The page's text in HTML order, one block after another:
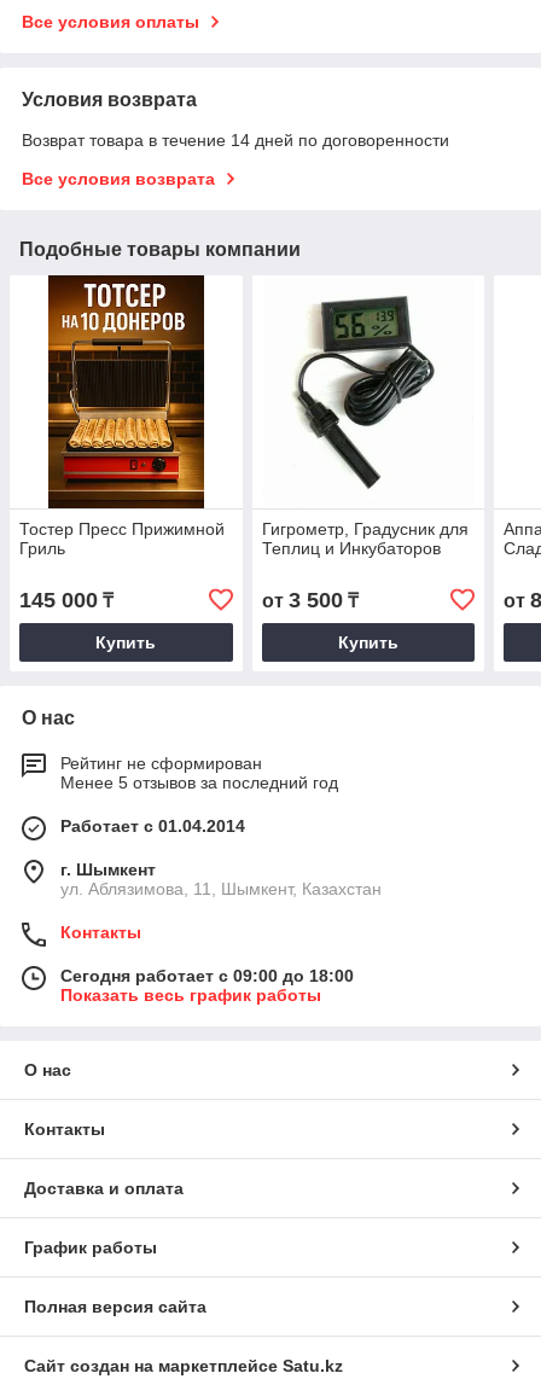
Все условия оплаты
Условия возврата
Возврат товара в течение 14 дней по договоренности
Все условия возврата
Подобные товары компании
Тостер Пресс Прижимной
Гриль
145 000 ₸
Купить
Гигрометр, Градусник для
Теплиц и Инкубаторов
от 3 500₸
Купить
от
О нас
Рейтинг не сформирован
Менее 5 отзывов за последний год
Работает с 01.04.2014
г. Шымкент
ул. Аблязимова, 11, Шымкент, Казахстан
Контакты
Сегодня работает с 09:00 до 18:00
Показать весь график работы
О нас
Контакты
Доставка и оплата
График работы
Полная версия сайта
Сайт создан на маркетплейсе Satu.kz